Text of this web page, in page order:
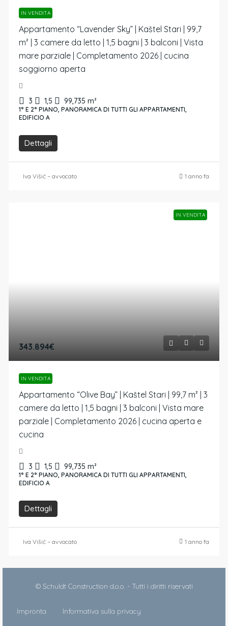
IN VENDITA
Appartamento “Lavender Sky” | Kaštel Stari | 99,7
m² | 3 camere da letto | 1,5 bagni | 3 balconi | Vista
mare parziale | Completamento 2026 | cucina
soggiorno aperta
3 1,5 99,735 m²
1° E 2° PIANO, PANORAMICA DI TUTTI GLI APPARTAMENTI,
EDIFICIO A
Dettagli
Iva Višić – avvocato 1 anno fa
IN VENDITA
343.894€
IN VENDITA
Appartamento “Olive Bay” | Kaštel Stari | 99,7 m² | 3
camere da letto | 1,5 bagni | 3 balconi | Vista mare
parziale | Completamento 2026 | cucina aperta e
cucina
3 1,5 99,735 m²
1° E 2° PIANO, PANORAMICA DI TUTTI GLI APPARTAMENTI,
EDIFICIO A
Dettagli
Iva Višić – avvocato 1 anno fa
© Schuldt Construction d.o.o. - Tutti i diritti riservati
Impronta Informativa sulla privacy